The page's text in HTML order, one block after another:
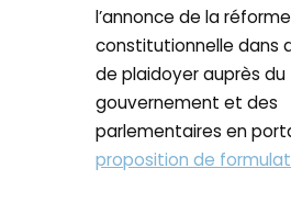
l’annonce de la réforme
constitutionnelle dans
de plaidoyer auprès du
gouvernement et des
parlementaires en
proposition de